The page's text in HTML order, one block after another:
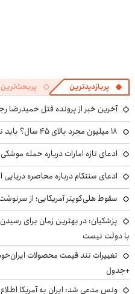
پربازدیدترین پربحث‌ترین
آخرین خبر از پرونده قتل حمیدرضا
۱۸ میلیون مجرد بالای ۴۵ سال؟ باید نشانه‌های بحران اجتماعی را جدی گرفت
ادعای تازه امارات درباره حمله موشکی
ادعای سنتکام درباره محاصره دریایی ایران:
سقوط هلی‌کوپتر آمریکایی؛ از
پزشکیان‌: در بهترین زمان برای
با دولت نیست
+جدول
ونس مدعی شد: ایران به آمریکا